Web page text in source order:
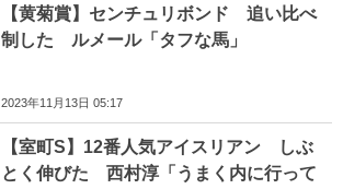
【黄菊賞】センチュリボンド 追い比べ
制した ルメール「タフな馬」
2023年11月13日 05:17
【室町S】12番人気アイスリアン しぶ
とく伸びた 西村淳「うまく内に行って